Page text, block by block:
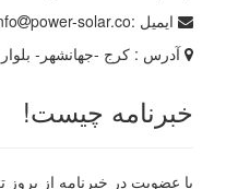
ایمیل :power-solar.co
آدرس : کرج -جهانشهر-
خبرنامه چیست!
با عضویت در خبرنامه از بروز